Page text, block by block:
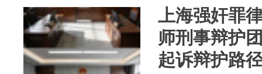
上海强奸罪
师刑事辩护
起诉辩护路